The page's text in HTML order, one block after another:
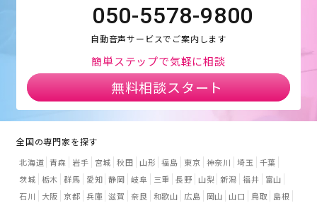
050-5578-9800
自動音声サービスでご案内します
簡単ステップで気軽に相談
無料相談スタート
全国の専門家を探す
北海道 青森 岩手 宮城 秋田 山形 福島 東京 神奈川 埼玉
千葉
茨城 栃木 群馬 愛知 静岡 岐阜 三重 長野 山梨 新潟 福井
富山
石川
大阪 京都 兵庫 滋賀 奈良 和歌山 広島 岡山 山口 鳥取
島根